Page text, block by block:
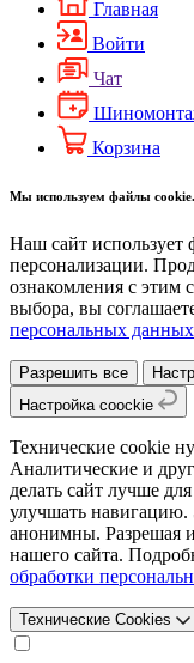
Главная
Войти
Чат
Корзина
Мы используем файлы cookie.
Наш сайт использует
персонализации.
ознакомления с этим
выбора, вы
персональных
Разрешить все
Настройка coockie
Технические cookie
Аналитические и
делать сайт лучше
улучшать
анонимны. Разрешая
нашего сайта.
обработки
Технические Cookies